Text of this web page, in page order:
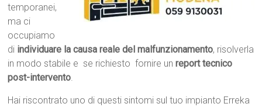
temporanei,
ma ci
occupiamo
di individuare la causa reale del malfunzionamento, risolverla
in modo stabile e  se richiesto  fornire unreport tecnico
post-intervento.
Hai riscontrato uno di questi sintomi sul tuo impianto Erreka